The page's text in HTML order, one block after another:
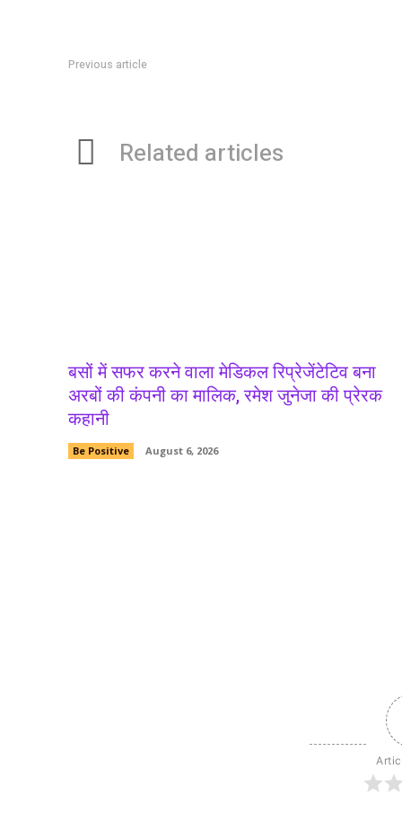
Previous article
Related articles
बसों में सफर करने वाला मेडिकल रिप्रेजेंटेटिव बना
अरबों की कंपनी का मालिक, रमेश जुनेजा की प्रेरक
कहानी
Be Positive August 6, 2026